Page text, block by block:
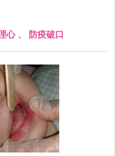
位數之後，此時是相當
E」也分享了一段文
心、 防疫破口